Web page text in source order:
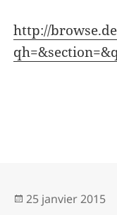
http://
Publié
25 janvier 2015